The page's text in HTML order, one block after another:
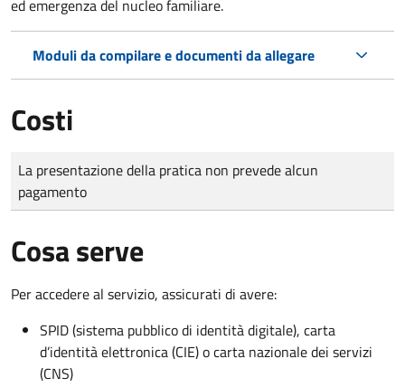
ed emergenza del nucleo familiare.
Moduli da compilare e documenti da allegare
Costi
Tipo di pagamento
Importo
La presentazione della pratica non prevede alcun
pagamento
Cosa serve
Per accedere al servizio, assicurati di avere:
SPID (sistema pubblico di identità digitale), carta
d’identità elettronica (CIE) o carta nazionale dei servizi
(CNS)